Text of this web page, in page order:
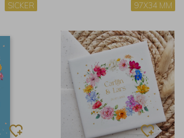
SICKER 97X34 MM